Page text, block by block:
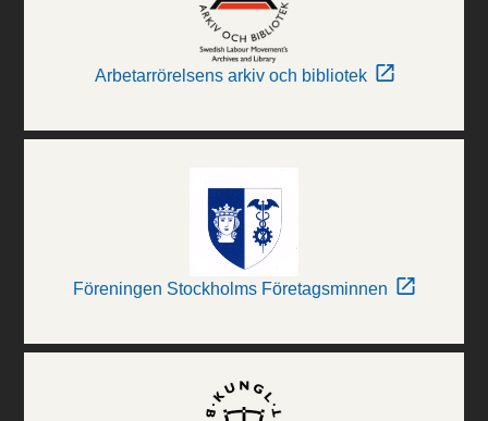
Arbetarrörelsens arkiv och bibliotek
Föreningen Stockholms Företagsminnen